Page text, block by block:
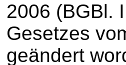
2006 (BGBl.
Gesetzes
geändert